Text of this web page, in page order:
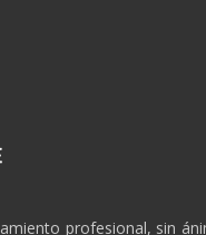
profesional, sin